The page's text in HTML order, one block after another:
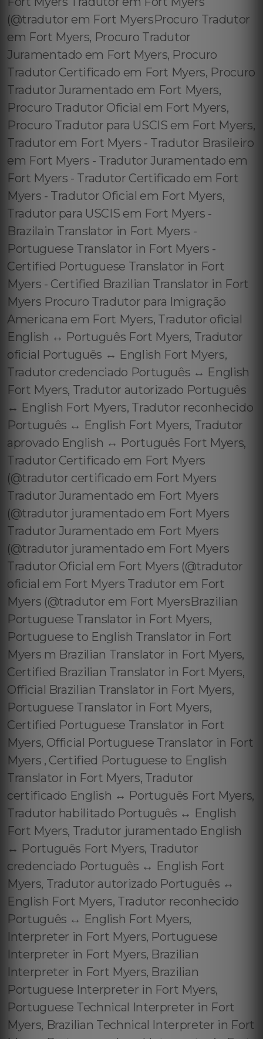
(@tradutor em Fort MyersProcuro Tradutor
em Fort Myers, Procuro Tradutor
Juramentado em Fort Myers, Procuro
Tradutor Certificado em Fort Myers, Procuro
Tradutor Juramentado em Fort Myers,
Procuro Tradutor Oficial em Fort Myers,
Procuro Tradutor para USCIS em Fort Myers,
Tradutor em Fort Myers - Tradutor Brasileiro
em Fort Myers - Tradutor Juramentado em
Fort Myers - Tradutor Certificado em Fort
Myers - Tradutor Oficial em Fort Myers,
Tradutor para USCIS em Fort Myers -
Brazilain Translator in Fort Myers -
Portuguese Translator in Fort Myers -
Certified Portuguese Translator in Fort
Myers - Certified Brazilian Translator in Fort
Myers Procuro Tradutor para Imigração
Americana em Fort Myers, Tradutor oficial
English ↔️ Português Fort Myers, Tradutor
oficial Português ↔️ English Fort Myers,
Tradutor credenciado Português ↔️ English
Fort Myers, Tradutor autorizado Português
↔️ English Fort Myers, Tradutor reconhecido
Português ↔️ English Fort Myers, Tradutor
aprovado English ↔️ Português Fort Myers,
Tradutor Certificado em Fort Myers
(@tradutor certificado em Fort Myers
Tradutor Juramentado em Fort Myers
(@tradutor juramentado em Fort Myers
Tradutor Juramentado em Fort Myers
(@tradutor juramentado em Fort Myers
Tradutor Oficial em Fort Myers (@tradutor
oficial em Fort Myers Tradutor em Fort
Myers (@tradutor em Fort MyersBrazilian
Portuguese Translator in Fort Myers,
Portuguese to English Translator in Fort
Myers m Brazilian Translator in Fort Myers,
Certified Brazilian Translator in Fort Myers,
Official Brazilian Translator in Fort Myers,
Portuguese Translator in Fort Myers,
Certified Portuguese Translator in Fort
Myers, Official Portuguese Translator in Fort
Myers , Certified Portuguese to English
Translator in Fort Myers, Tradutor
certificado English ↔️ Português Fort Myers,
Tradutor habilitado Português ↔️ English
Fort Myers, Tradutor juramentado English
↔️ Português Fort Myers, Tradutor
credenciado Português ↔️ English Fort
Myers, Tradutor autorizado Português ↔️
English Fort Myers, Tradutor reconhecido
Português ↔️ English Fort Myers,
Interpreter in Fort Myers, Portuguese
Interpreter in Fort Myers, Brazilian
Interpreter in Fort Myers, Brazilian
Portuguese Interpreter in Fort Myers,
Portuguese Technical Interpreter in Fort
Myers, Brazilian Technical Interpreter in Fort